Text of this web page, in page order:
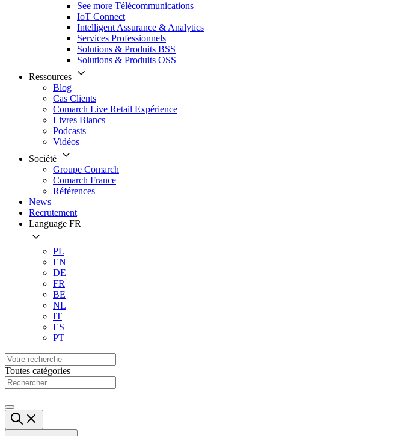
See more Télécommunications
IoT Connect
Intelligent Assurance & Analytics
Services Professionnels
Solutions & Produits BSS
Solutions & Produits OSS
Ressources
Blog
Cas Clients
Comarch Live Retail Expérience
Livres Blancs
Podcasts
Vidéos
Société
Groupe Comarch
Comarch France
Références
News
Recrutement
Language FR
PL
EN
DE
FR
BE
NL
IT
ES
PT
Toutes catégories